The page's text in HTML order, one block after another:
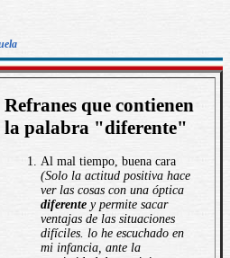
Refranes que contienen
la palabra "diferente"
Al mal tiempo, buena cara
(Solo la actitud positiva hace
ver las cosas con una óptica
diferente y permite sacar
ventajas de las situaciones
difíciles. lo he escuchado en
mi infancia, ante la